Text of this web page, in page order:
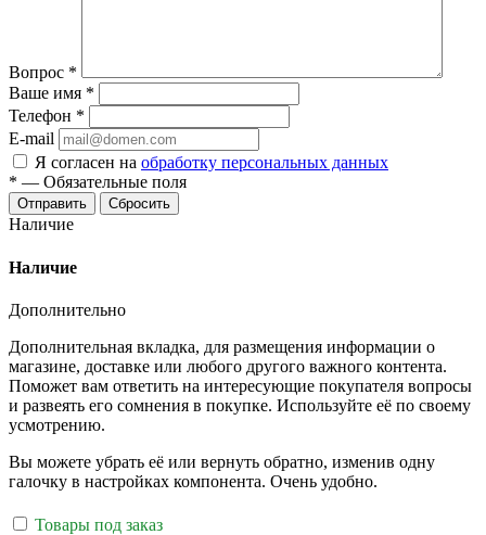
Вопрос *
Ваше имя *
Телефон *
E-mail
Я согласен на обработку персональных данных
* — Обязательные поля
Отправить Сбросить
Наличие
Наличие
Дополнительно
Дополнительная вкладка, для размещения информации о
магазине, доставке или любого другого важного контента.
Поможет вам ответить на интересующие покупателя вопросы
и развеять его сомнения в покупке. Используйте её по своему
усмотрению.
Вы можете убрать её или вернуть обратно, изменив одну
галочку в настройках компонента. Очень удобно.
Товары под заказ